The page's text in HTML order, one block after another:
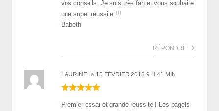
vos conseils. Je suis très fan et vous souhaite
une super réussite !!!
Babeth
RÉPONDRE
LAURINE le 15 FÉVRIER 2013 9 H 41 MIN
Premier essai et grande réussite ! Les bagels